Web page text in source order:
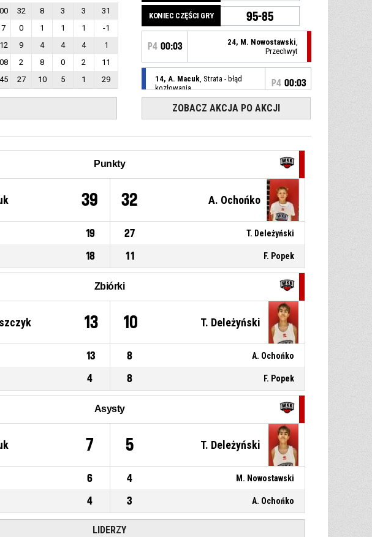
32 8 3 3
31
0 1 1 1
-1
9 4 4 4
1
2 8 0 2
11
27 10 5 1 29
KONIEC CZĘŚCI GRY 95-85
P4 00:03 24, M. Nowostawski,
Przechwyt
14, A. Macuk, Strata - błąd
kozłowania
P4 00:03
Przerwa na żądanie P400:03
P400:09
, Rzut za 3
punkty z wyskoku niecelny
30, S. Barczak, Przechwyt
podanie
P400:14
20, F. Kwiatkowski, Przechwyt P400:20
ZOBACZ AKCJA PO AKCJI
Punkty
39 32 A. Ochońko
19 27 T. Deleżyński
18 11 F. Popek
Zbiórki
13 10 T. Deleżyński
13 8 A. Ochońko
4 8 F. Popek
Asysty
7 5 T. Deleżyński
6 4 M. Nowostawski
4 3 A. Ochońko
LIDERZY